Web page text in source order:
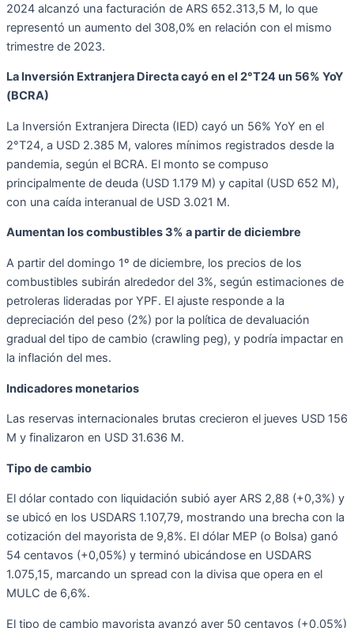
2024 alcanzó una facturación de ARS 652.313,5 M, lo que
representó un aumento del 308,0% en relación con el mismo
trimestre de 2023.
La Inversión Extranjera Directa cayó en el 2°T24 un 56% YoY
(BCRA)
La Inversión Extranjera Directa (IED) cayó un 56% YoY en el
2°T24, a USD 2.385 M, valores mínimos registrados desde la
pandemia, según el BCRA. El monto se compuso
principalmente de deuda (USD 1.179 M) y capital (USD 652 M),
con una caída interanual de USD 3.021 M.
Aumentan los combustibles 3% a partir de diciembre
A partir del domingo 1º de diciembre, los precios de los
combustibles subirán alrededor del 3%, según estimaciones de
petroleras lideradas por YPF. El ajuste responde a la
depreciación del peso (2%) por la política de devaluación
gradual del tipo de cambio (crawling peg), y podría impactar en
la inflación del mes.
Indicadores monetarios
Las reservas internacionales brutas crecieron el jueves USD 156
M y finalizaron en USD 31.636 M.
Tipo de cambio
El dólar contado con liquidación subió ayer ARS 2,88 (+0,3%) y
se ubicó en los USDARS 1.107,79, mostrando una brecha con la
cotización del mayorista de 9,8%. El dólar MEP (o Bolsa) ganó
54 centavos (+0,05%) y terminó ubicándose en USDARS
1.075,15, marcando un spread con la divisa que opera en el
MULC de 6,6%.
El tipo de cambio mayorista avanzó ayer 50 centavos (+0,05%)